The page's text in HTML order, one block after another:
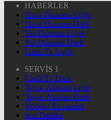
HABERLER
Hava Durumu Light
Hava Durumu Dark
Yol Durumu Light
Yol Durumu Dark
Canlı Tv Light
SERVİS 1
Canlı Tv Dark
Yayın Akışları Light
Yayın Akışları Dark
Nöbetçi Eczaneler
Son Dakika